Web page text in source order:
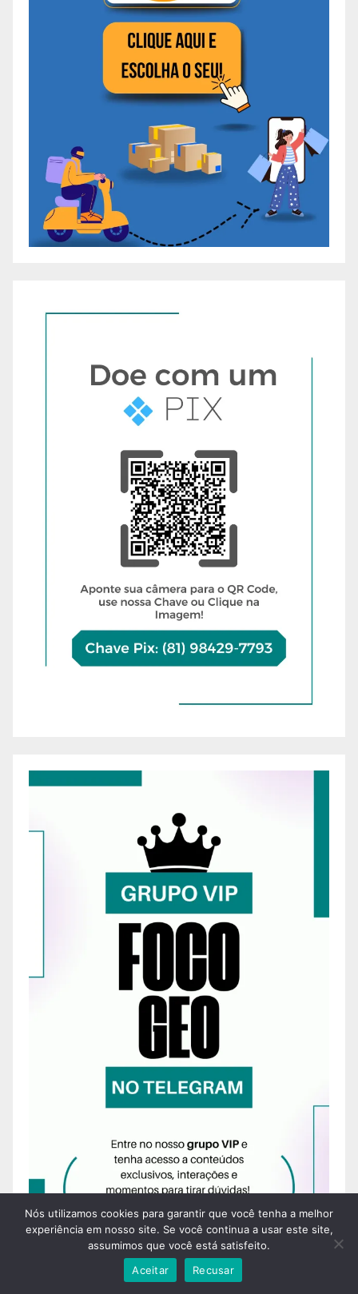
Nós utilizamos cookies para garantir que você tenha a melhor
experiência em nosso site. Se você continua a usar este site,
assumimos que você está satisfeito.
Aceitar
Recusar